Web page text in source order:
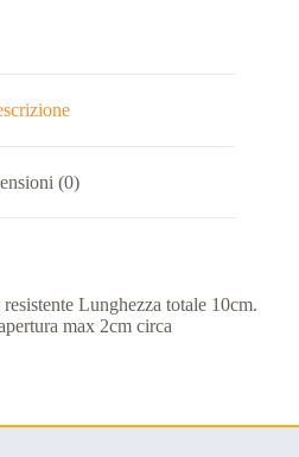
(0)
Lunghezza totale 10cm.
max 2cm circa